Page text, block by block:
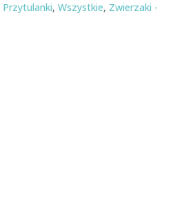
Przytulanki, Wszystkie, Zwierzaki -